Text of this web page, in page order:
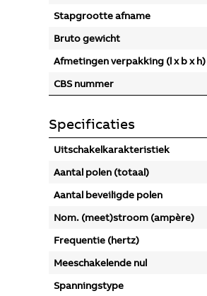
Stapgrootte afname
Bruto gewicht
Afmetingen verpakking (l x b x h)
CBS nummer
Specificaties
Uitschakelkarakteristiek
Aantal polen (totaal)
Aantal beveiligde polen
Nom. (meet)stroom (ampère)
Frequentie (hertz)
Meeschakelende nul
Spanningstype